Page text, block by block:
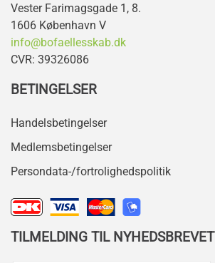
Vester Farimagsgade 1, 8.
1606 København V
info@bofaellesskab.dk
CVR: 39326086
BETINGELSER
Handelsbetingelser
Medlemsbetingelser
Persondata-/fortrolighedspolitik
TILMELDING TIL NYHEDSBREVET